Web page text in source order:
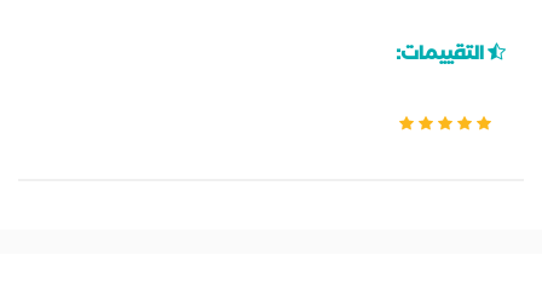
التقييمات: